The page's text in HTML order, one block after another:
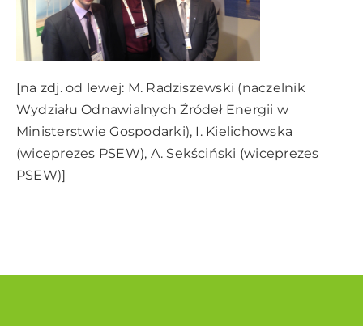
[na zdj. od lewej: M. Radziszewski (naczelnik
Wydziału Odnawialnych Źródeł Energii w
Ministerstwie Gospodarki), I. Kielichowska
(wiceprezes PSEW), A. Sekściński (wiceprezes
PSEW)]